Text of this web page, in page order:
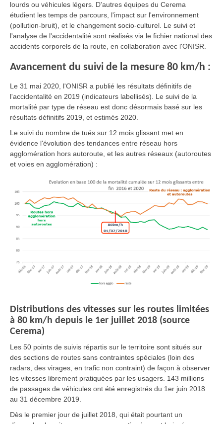
lourds ou véhicules légers. D'autres équipes du Cerema
étudient les temps de parcours, l'impact sur l'environnement
(pollution-bruit), et le changement socio-culturel. Le suivi et
l'analyse de l'accidentalité sont réalisés via le fichier national des
accidents corporels de la route, en collaboration avec l'ONISR.
Avancement du suivi de la mesure 80 km/h :
Le 31 mai 2020, l'ONISR a publié les résultats définitifs de
l'accidentalité en 2019 (indicateurs labellisés). Le suivi de la
mortalité par type de réseau est donc désormais basé sur les
résultats définitifs 2019, et estimés 2020.
Le suivi du nombre de tués sur 12 mois glissant met en
évidence l'évolution des tendances entre réseau hors
agglomération hors autoroute, et les autres réseaux (autoroutes
et voies en agglomération) :
Distributions des vitesses sur les routes limitées
à 80 km/h depuis le 1er juillet 2018 (source
Cerema)
Les 50 points de suivis répartis sur le territoire sont situés sur
des sections de routes sans contraintes spéciales (loin des
radars, des virages, en trafic non contraint) de façon à observer
les vitesses librement pratiquées par les usagers. 143 millions
de passages de véhicules ont été enregistrés du 1er juin 2018
au 31 décembre 2019.
Dès le premier jour de juillet 2018, qui était pourtant un